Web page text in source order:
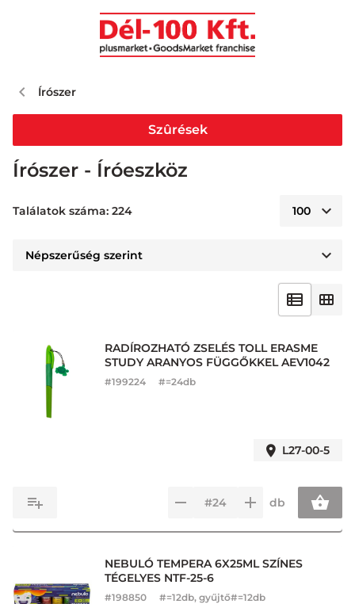
Írószer
Írószer - Íróeszköz
Találatok száma: 224
RADÍROZHATÓ ZSELÉS TOLL ERASME
STUDY ARANYOS FÜGGŐKKEL AEV1042
#199224 #=24db
L27-00-5
db
NEBULÓ TEMPERA 6X25ML SZÍNES
TÉGELYES NTF-25-6
#198850 #=12db, gyűjtő#=12db
Szûrések